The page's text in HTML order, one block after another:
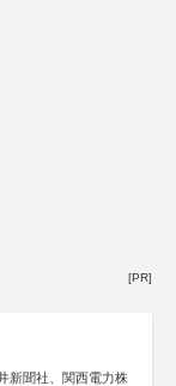
[PR]
新聞社、関西電力株